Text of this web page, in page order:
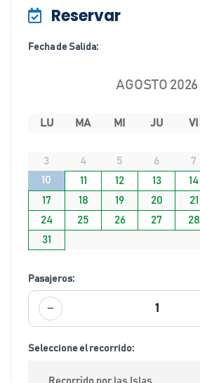
Reservar
Fecha de Salida:
AGOSTO 2026
LU MA MI JU VI
3
4 5 6 7
10
11 12 13 14
17
18 19 20 21
24
25 26 27 28
31
Pasajeros:
− 1
Seleccione el recorrido: